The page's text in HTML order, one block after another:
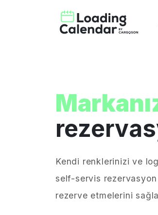
Kendi renklerinizi ve
self-servis rezervasyon
rezerve etmelerini